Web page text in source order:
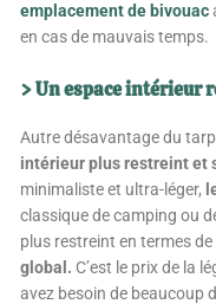
emplacement de bivouac
en cas de mauvais temps.
> Un espace intérieur
Autre désavantage du
intérieur plus restreint et
minimaliste et ultra-léger,
classique de camping ou
plus restreint en termes de
global. C’est le prix de la
avez besoin de beaucoup